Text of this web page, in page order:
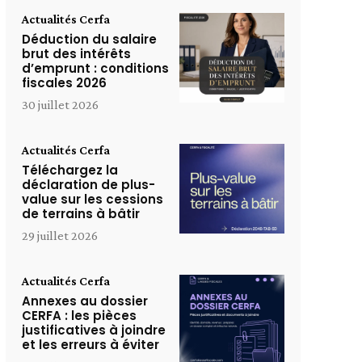
Actualités Cerfa
Déduction du salaire
brut des intérêts
d’emprunt : conditions
fiscales 2026
30 juillet 2026
Actualités Cerfa
Téléchargez la
déclaration de plus-
value sur les cessions
de terrains à bâtir
29 juillet 2026
Actualités Cerfa
Annexes au dossier
CERFA : les pièces
justificatives à joindre
et les erreurs à éviter